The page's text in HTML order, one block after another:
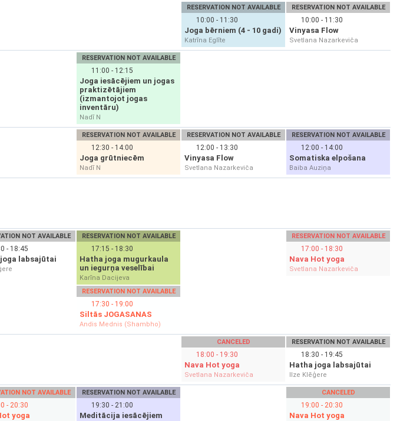
RESERVATION NOT AVAILABLE
10:00 - 11:30
Joga bērniem (4 - 10 gadi)
Katrīna Eglīte
RESERVATION NOT AVAILABLE
10:00 - 11:30
Vinyasa Flow
Svetlana Nazarkeviča
RESERVATION NOT AVAILABLE
11:00 - 12:15
Joga iesācējiem un jogas
praktizētājiem
(izmantojot jogas
inventāru)
Nadī N
RESERVATION NOT AVAILABLE
12:30 - 14:00
Joga grūtniecēm
Nadī N
RESERVATION NOT AVAILABLE
12:00 - 13:30
Vinyasa Flow
Svetlana Nazarkeviča
RESERVATION NOT AVAILABLE
12:00 - 14:00
Somatiska elpošana
Baiba Auziņa
NOT AVAILABLE
- 18:45
labsajūtai
RESERVATION NOT AVAILABLE
17:15 - 18:30
Hatha joga mugurkaula
un iegurņa veselībai
Karīna Dacijeva
RESERVATION NOT AVAILABLE
17:30 - 19:00
Siltās JOGASANAS
Andis Mednis (Shambho)
RESERVATION NOT AVAILABLE
17:00 - 18:30
Nava Hot yoga
Svetlana Nazarkeviča
CANCELED
18:00 - 19:30
Nava Hot yoga
Svetlana Nazarkeviča
RESERVATION NOT AVAILABLE
18:30 - 19:45
Hatha joga labsajūtai
Ilze Klēģere
NOT AVAILABLE
- 20:30
yoga
RESERVATION NOT AVAILABLE
19:30 - 21:00
Meditācija iesācējiem
CANCELED
19:00 - 20:30
Nava Hot yoga